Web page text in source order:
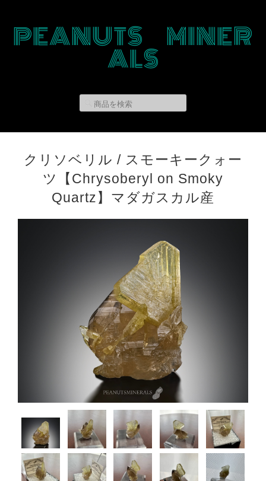
PEANUTS MINER
ALS
クリソベリル / スモーキークォー
ツ【Chrysoberyl on Smoky
Quartz】マダガスカル産